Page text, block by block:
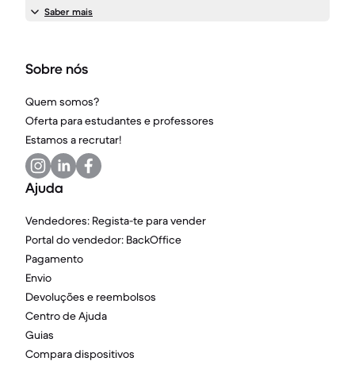
Saber mais
Sobre nós
Quem somos?
Oferta para estudantes e professores
Estamos a recrutar!
Ajuda
Vendedores: Regista-te para vender
Portal do vendedor: BackOffice
Pagamento
Envio
Devoluções e reembolsos
Centro de Ajuda
Guias
Compara dispositivos